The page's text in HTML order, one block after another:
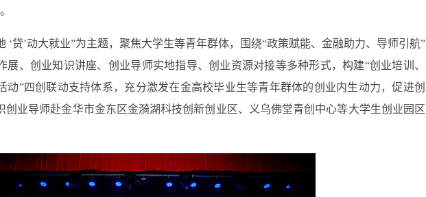
‘贷’动大就业”为主题，聚焦大学生等青年群体，围绕“政策赋能、金融助力、导师引航”
展、创业知识讲座、创业导师实地指导、创业资源对接等多种形式，构建“创业培训、
动”四创联动支持体系，充分激发在金高校毕业生等青年群体的创业内生动力，促进创
创业导师赴金华市金东区金漪湖科技创新创业区、义乌佛堂青创中心等大学生创业园区